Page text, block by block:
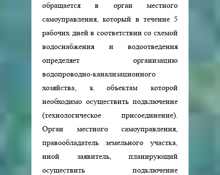
обращается в орган местного
самоуправления, который в течение 5
рабочих дней в соответствии со схемой
водоснабжения и водоотведения
определяет организацию
водопроводно-канализационного
хозяйства, к объектам которой
необходимо осуществить подключение
(технологическое присоединение).
Орган местного самоуправления,
правообладатель земельного участка,
иной заявитель, планирующий
осуществить подключение